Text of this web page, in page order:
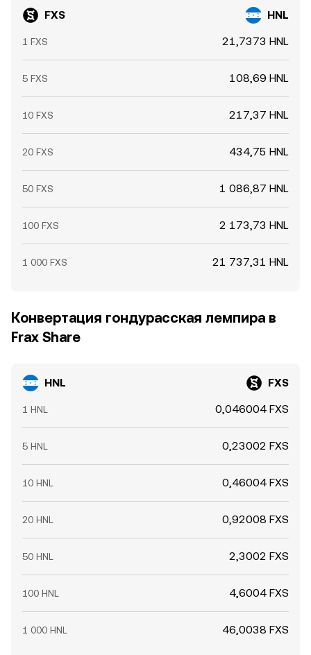
пулах ликвидности и перераспределение запасов
казначейства Frax создают краткосрочные скачки
conversion rate.
FXS HNL
1 FXS 21,7373 HNL
5 FXS 108,69 HNL
10 FXS 217,37 HNL
20 FXS 434,75 HNL
50 FXS 1 086,87 HNL
100 FXS 2 173,73 HNL
1 000 FXS 21 737,31 HNL
Конвертация гондурасская лемпира в
Frax Share
HNL FXS
1 HNL 0,046004 FXS
5 HNL 0,23002 FXS
10 HNL 0,46004 FXS
20 HNL 0,92008 FXS
50 HNL 2,3002 FXS
100 HNL 4,6004 FXS
1 000 HNL 46,0038 FXS